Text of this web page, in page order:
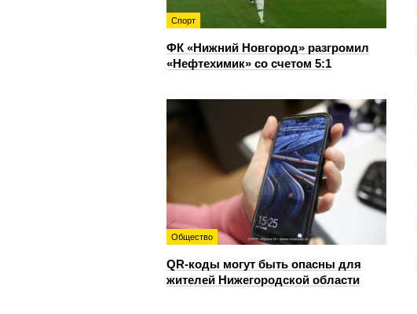
Спорт
ФК «Нижний Новгород» разгромил
«Нефтехимик» со счетом 5:1
Общество
QR-коды могут быть опасны для
жителей Нижегородской области